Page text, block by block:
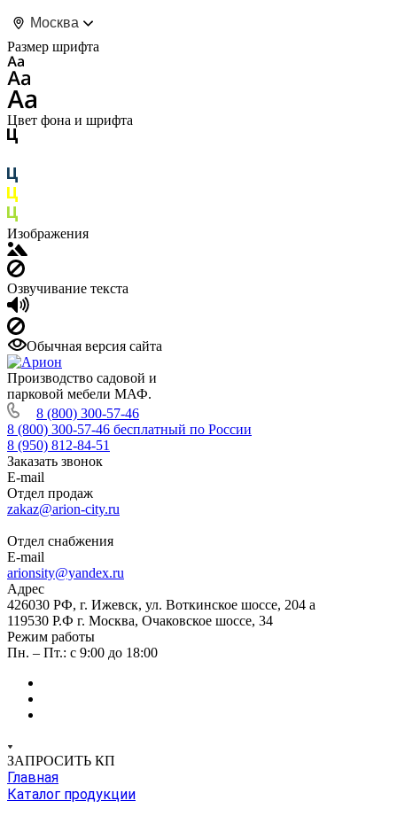
Москва
Размер шрифта
Цвет фона и шрифта
Изображения
Озвучивание текста
Обычная версия сайта
Производство садовой и
парковой мебели МАФ.
8 (800) 300-57-46
8 (800) 300-57-46 бесплатный по России
8 (950) 812-84-51
Заказать звонок
E-mail
Отдел продаж
zakaz@arion-city.ru
Отдел снабжения
E-mail
arionsity@yandex.ru
Адрес
426030 РФ, г. Ижевск, ул. Воткинское шоссе, 204 а
119530 Р.Ф г. Москва, Очаковское шоссе, 34
Режим работы
Пн. – Пт.: с 9:00 до 18:00
ЗАПРОСИТЬ КП
Главная
Каталог продукции